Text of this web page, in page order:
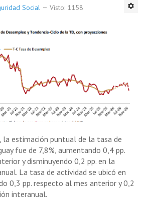
Social Visto: 1158
la estimación puntual de la tasa de
fue de 7,8%, aumentando 0,4 pp.
y disminuyendo 0,2 pp. en la
La tasa de actividad se ubicó en
0,3 pp. respecto al mes anterior y 0,2
interanual.